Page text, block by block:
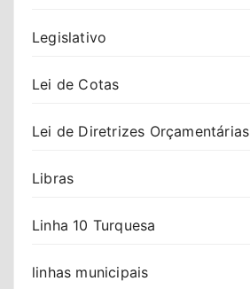
Legislativo
Lei de Cotas
Lei de Diretrizes Orçamentárias
Libras
Linha 10 Turquesa
linhas municipais